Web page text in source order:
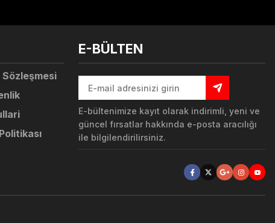
E-BÜLTEN
E-bültenimize kayıt olarak indirimli, yeni ve
güncel fırsatlar hakkında e-posta aracılığı
ile bilgilendirilirsiniz.